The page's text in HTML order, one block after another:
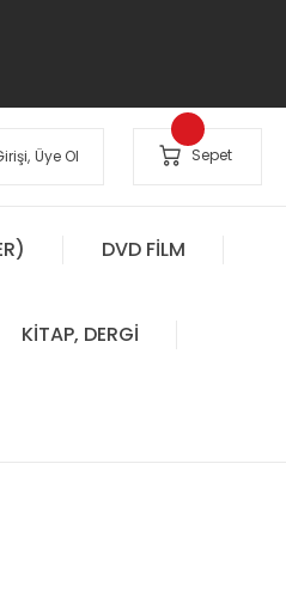
Üye Ol Sepet
DVD FİLM
KİTAP, DERGİ